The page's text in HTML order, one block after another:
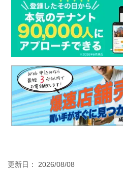
更新日： 2026/08/08